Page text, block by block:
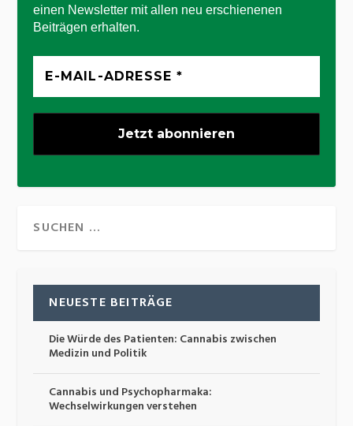
einen Newsletter mit allen neu erschienenen
Beiträgen erhalten.
NEUESTE BEITRÄGE
Die Würde des Patienten: Cannabis zwischen
Medizin und Politik
Cannabis und Psychopharmaka:
Wechselwirkungen verstehen